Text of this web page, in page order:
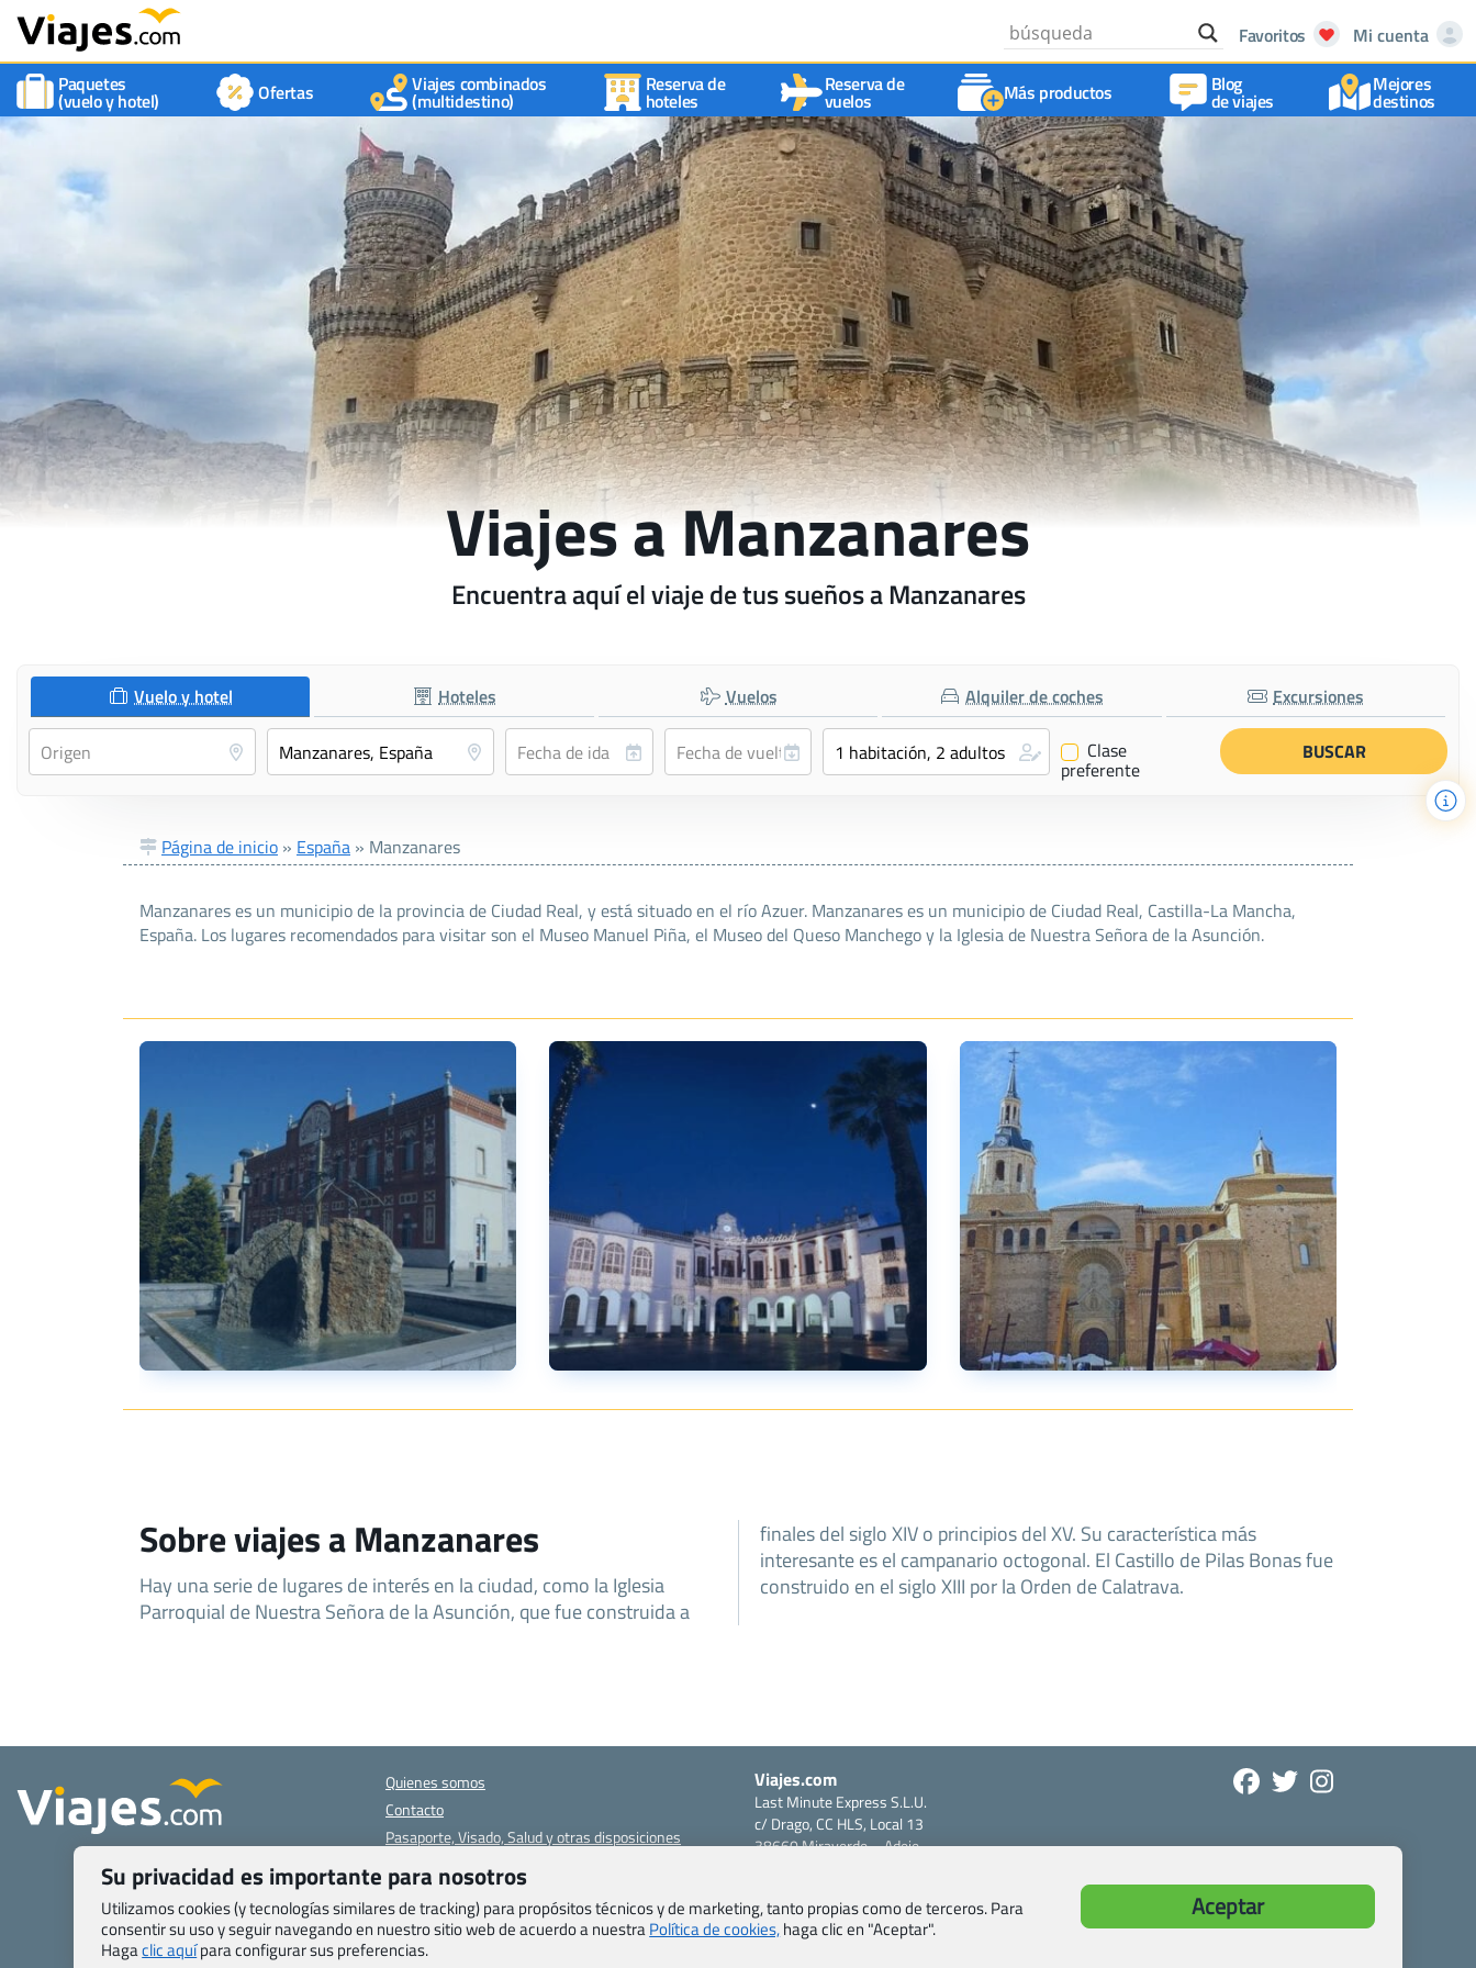
Favoritos
Mi cuenta
Paquetes
(vuelo y hotel) Ofertas Viajes combinados
(multidestino)
Reserva de
hoteles
Reserva de
vuelos Más productos Blog
de viajes
Mejores
destinos
Viajes a Manzanares
Encuentra aquí el viaje de tus sueños a Manzanares
Vuelo y hotel Hoteles Vuelos Alquiler de coches Excursiones
✔ Clase
preferente
Página de inicio » España » Manzanares
Manzanares es un municipio de la provincia de Ciudad Real, y está situado en el río Azuer. Manzanares es un municipio de Ciudad Real, Castilla-La Mancha,
España. Los lugares recomendados para visitar son el Museo Manuel Piña, el Museo del Queso Manchego y la Iglesia de Nuestra Señora de la Asunción.
Sobre viajes a Manzanares
Hay una serie de lugares de interés en la ciudad, como la Iglesia
Parroquial de Nuestra Señora de la Asunción, que fue construida a
finales del siglo XIV o principios del XV. Su característica más
interesante es el campanario octogonal. El Castillo de Pilas Bonas fue
construido en el siglo XIII por la Orden de Calatrava.
Quienes somos
Contacto
Pasaporte, Visado, Salud y otras disposiciones
específicas
Blog de Viajes.com
Registro de agencias
Preguntas frecuentes
Condiciones generales
Viajes.com
Last Minute Express S.L.U.
c/ Drago, CC HLS, Local 13
38660 Miraverde – Adeje
Tfno: +34 922-97-17-27
Su privacidad es importante para nosotros
Utilizamos cookies (y tecnologías similares de tracking) para propósitos técnicos y de marketing, tanto propias como de terceros. Para
consentir su uso y seguir navegando en nuestro sitio web de acuerdo a nuestraPolítica de cookies,haga clic en "Aceptar".
Hagaclic aquípara configurar sus preferencias.
Aceptar